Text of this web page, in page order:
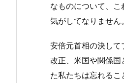
なものについて、
気がしてなりません。
安倍元首相の決し
改正、米国や関係
た私たちは忘れる